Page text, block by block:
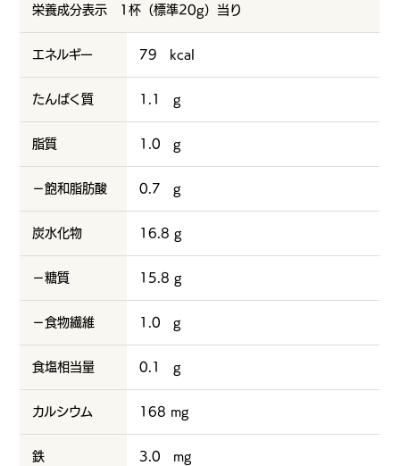
栄養成分表示 1杯（標準20g）当り
エネルギー 79 kcal
たんぱく質 1.1 g
脂質 1.0 g
－飽和脂肪酸 0.7 g
炭水化物 16.8 g
－糖質 15.8 g
－食物繊維 1.0 g
食塩相当量 0.1 g
カルシウム 168 mg
鉄 3.0 mg